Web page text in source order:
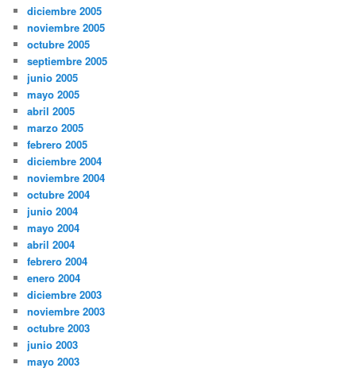
diciembre 2005
noviembre 2005
octubre 2005
septiembre 2005
junio 2005
mayo 2005
abril 2005
marzo 2005
febrero 2005
diciembre 2004
noviembre 2004
octubre 2004
junio 2004
mayo 2004
abril 2004
febrero 2004
enero 2004
diciembre 2003
noviembre 2003
octubre 2003
junio 2003
mayo 2003